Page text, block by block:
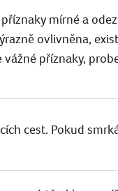
mírné a
ovlivněna,
příznaky,
cest. Pokud